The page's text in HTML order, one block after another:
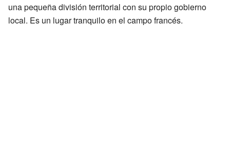
una pequeña división territorial con su propio gobierno
local. Es un lugar tranquilo en el campo francés.